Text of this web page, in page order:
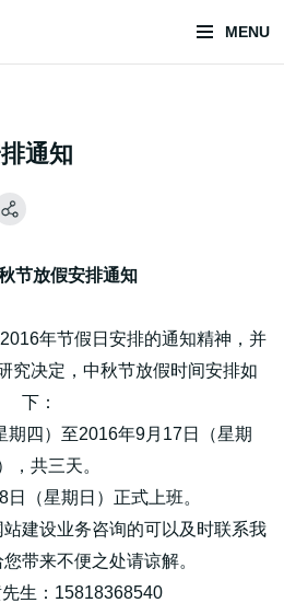
MENU
商
案
卡牌/二次元手办抽赏开发
抽赏/宝箱赏/无限赏
通知
节放假安排通知
年节假日安排的通知精神，并
究决定，中秋节放假时间安排如
下：
期四）至2016年9月17日（星期
，共三天。
（星期日）正式上班。
建设业务咨询的可以及时联系我
带来不便之处请谅解。
生：15818368540